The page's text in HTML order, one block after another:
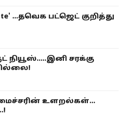
...தவெக பட்ஜெட் குறித்து
நியூஸ்…..இனி சரக்கு
அமைச்சரின் உளறல்கள்…